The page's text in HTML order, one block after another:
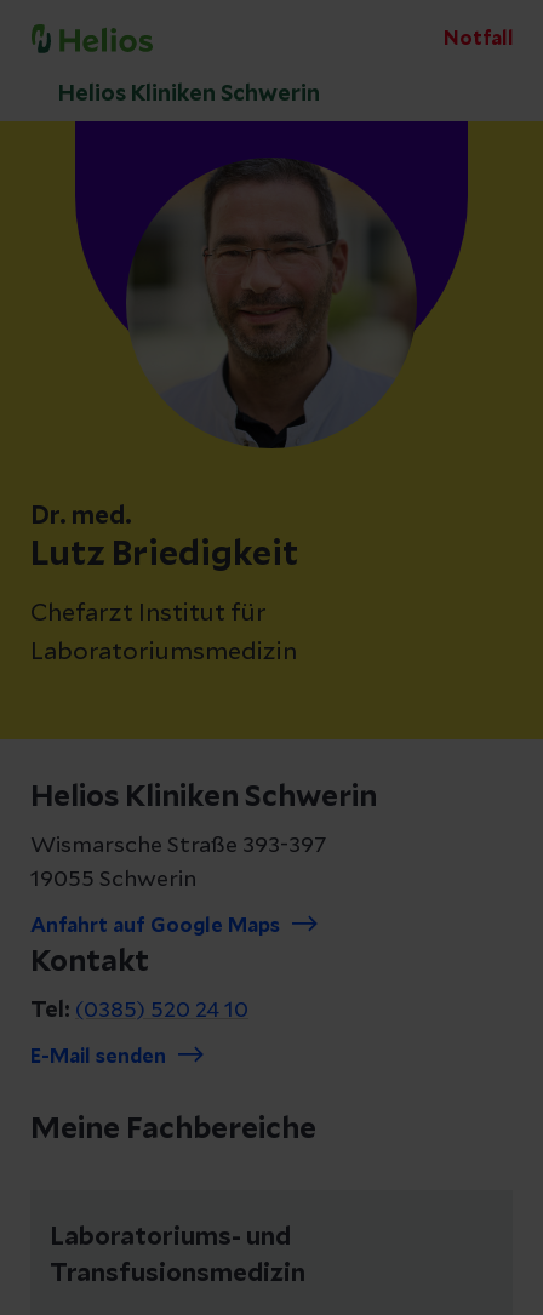
Notfall
Helios Kliniken Schwerin
Dr. med.
Lutz Briedigkeit
Chefarzt Institut für
Laboratoriumsmedizin
Helios Kliniken Schwerin
Wismarsche Straße 393-397
19055 Schwerin
Anfahrt auf Google Maps
Kontakt
Tel: (0385) 520 24 10
E-Mail senden
Meine Fachbereiche
Laboratoriums- und
Transfusionsmedizin